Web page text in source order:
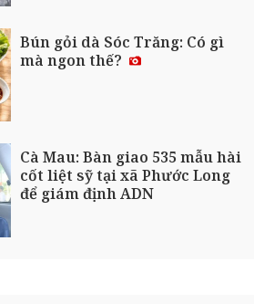
Bún gỏi dà Sóc Trăng: Có gì
mà ngon thế?
Cà Mau: Bàn giao 535 mẫu hài
cốt liệt sỹ tại xã Phước Long
để giám định ADN